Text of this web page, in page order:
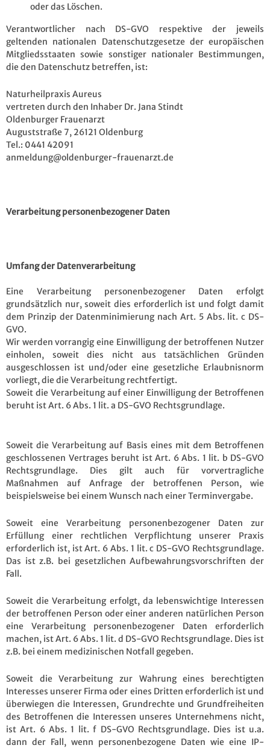
oder das Löschen.
Verantwortlicher nach DS-GVO respektive der jeweils
geltenden nationalen Datenschutzgesetze der europäischen
Mitgliedsstaaten sowie sonstiger nationaler Bestimmungen,
die den Datenschutz betreffen, ist:
Naturheilpraxis Aureus
vertreten durch den Inhaber Dr. Jana Stindt
Oldenburger Frauenarzt
Auguststraße 7, 26121 Oldenburg
Tel.: 0441 42091
anmeldung@oldenburger-frauenarzt.de
Verarbeitung personenbezogener Daten
Umfang der Datenverarbeitung
Eine Verarbeitung personenbezogener Daten erfolgt
grundsätzlich nur, soweit dies erforderlich ist und folgt damit
dem Prinzip der Datenminimierung nach Art. 5 Abs. lit. c DS-
GVO.
Wir werden vorrangig eine Einwilligung der betroffenen Nutzer
einholen, soweit dies nicht aus tatsächlichen Gründen
ausgeschlossen ist und/oder eine gesetzliche Erlaubnisnorm
vorliegt, die die Verarbeitung rechtfertigt.
Soweit die Verarbeitung auf einer Einwilligung der Betroffenen
beruht ist Art. 6 Abs. 1 lit. a DS-GVO Rechtsgrundlage.
Soweit die Verarbeitung auf Basis eines mit dem Betroffenen
geschlossenen Vertrages beruht ist Art. 6 Abs. 1 lit. b DS-GVO
Rechtsgrundlage. Dies gilt auch für vorvertragliche
Maßnahmen auf Anfrage der betroffenen Person, wie
beispielsweise bei einem Wunsch nach einer Terminvergabe.
Soweit eine Verarbeitung personenbezogener Daten zur
Erfüllung einer rechtlichen Verpflichtung unserer Praxis
erforderlich ist, ist Art. 6 Abs. 1 lit. c DS-GVO Rechtsgrundlage.
Das ist z.B. bei gesetzlichen Aufbewahrungsvorschriften der
Fall.
Soweit die Verarbeitung erfolgt, da lebenswichtige Interessen
der betroffenen Person oder einer anderen natürlichen Person
eine Verarbeitung personenbezogener Daten erforderlich
machen, ist Art. 6 Abs. 1 lit. d DS-GVO Rechtsgrundlage. Dies ist
z.B. bei einem medizinischen Notfall gegeben.
Soweit die Verarbeitung zur Wahrung eines berechtigten
Interesses unserer Firma oder eines Dritten erforderlich ist und
überwiegen die Interessen, Grundrechte und Grundfreiheiten
des Betroffenen die Interessen unseres Unternehmens nicht,
ist Art. 6 Abs. 1 lit. f DS-GVO Rechtsgrundlage. Dies ist u.a.
dann der Fall, wenn personenbezogene Daten wie eine IP-